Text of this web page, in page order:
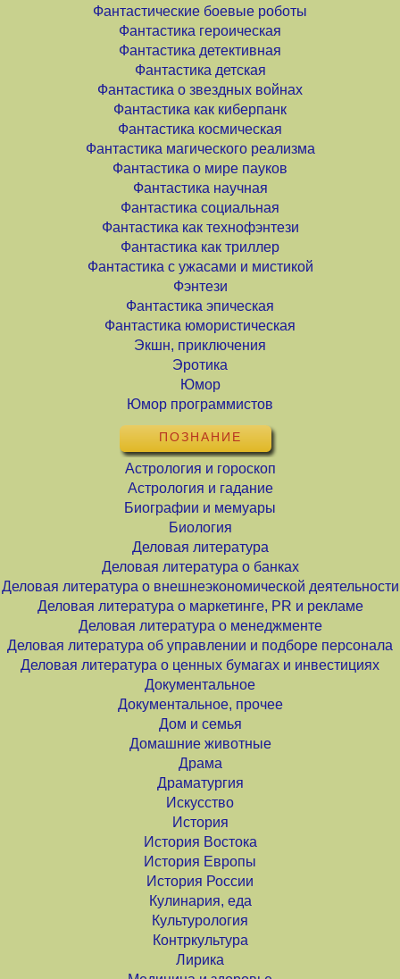
Фантастические боевые роботы
Фантастика героическая
Фантастика детективная
Фантастика детская
Фантастика о звездных войнах
Фантастика как киберпанк
Фантастика космическая
Фантастика магического реализма
Фантастика о мире пауков
Фантастика научная
Фантастика социальная
Фантастика как технофэнтези
Фантастика как триллер
Фантастика с ужасами и мистикой
Фэнтези
Фантастика эпическая
Фантастика юмористическая
Экшн, приключения
Эротика
Юмор
Юмор программистов
ПОЗНАНИЕ
Астрология и гороскоп
Астрология и гадание
Биографии и мемуары
Биология
Деловая литература
Деловая литература о банках
Деловая литература о внешнеэкономической деятельности
Деловая литература о маркетинге, PR и рекламе
Деловая литература о менеджменте
Деловая литература об управлении и подборе персонала
Деловая литература о ценных бумагах и инвестициях
Документальное
Документальное, прочее
Дом и семья
Домашние животные
Драма
Драматургия
Искусство
История
История Востока
История Европы
История России
Кулинария, еда
Культурология
Контркультура
Лирика